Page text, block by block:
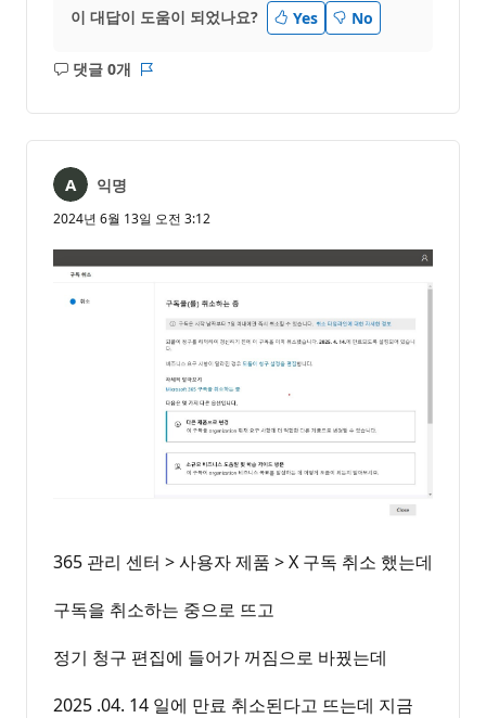
이 대답이 도움이 되었나요? Yes No
댓글 0개
설
음
익명
2024년 6월 13일 오전 3:12
365 관리 센터 > 사용자 제품 > X 구독 취소 했는데
구독을 취소하는 중으로 뜨고
정기 청구 편집에 들어가 꺼짐으로 바꿨는데
2025 .04. 14 일에 만료 취소된다고 뜨는데 지금